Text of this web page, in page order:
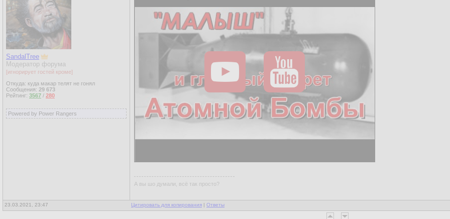
SandalTree
Модератор форума
[игнорирует гостей кроме]
Откуда: куда макар телят не гонял
Сообщения: 29 673
Рейтинг: 3567 / 280
Powered by Power Rangers
А вы шо думали, всё так просто?
23.03.2021, 23:47 Цитировать для копирования | Ответы